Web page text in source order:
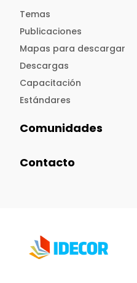
Temas
Publicaciones
Mapas para descargar
Descargas
Capacitación
Estándares
Comunidades
Contacto